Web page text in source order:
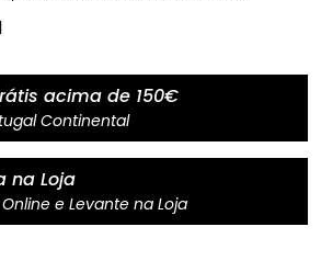
acima de 150€
Continental
na Loja
e Levante na Loja